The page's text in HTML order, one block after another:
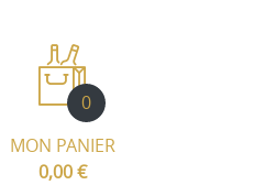
0
MON PANIER
0,00 €